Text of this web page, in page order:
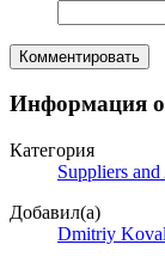
Комментировать
Информация
Категория
Suppliers
Добавил(а)
Dmitriy